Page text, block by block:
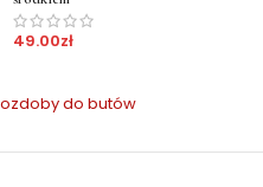
49.00zł
do butów